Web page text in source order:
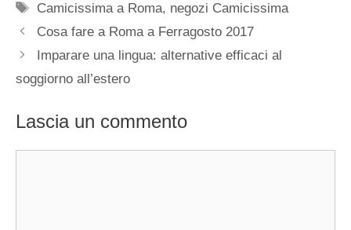
Tag
Camicissima a Roma, negozi Camicissima
Cosa fare a Roma a Ferragosto 2017
Imparare una lingua: alternative efficaci al
soggiorno all’estero
Lascia un commento